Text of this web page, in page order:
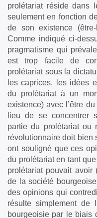
prolétariat réside dans
seulement en fonction
de son existence
Comme indiqué ci-
pragmatisme qui
est trop facile de
prolétariat sous la
les caprices, les idées
du prolétariat à un
existence) avec l’être
lieu de se concentrer
partie du prolétariat ou
révolutionnaire doit bien
ont souligné que ces
du prolétariat en tant
prolétariat pouvait
de la société
des opinions qui
résulte simplement de
bourgeoisie par le biais